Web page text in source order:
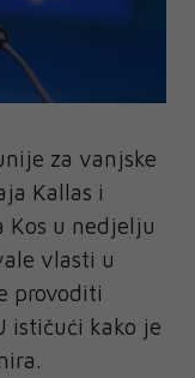
za vanjske
Kallas i
Kos u nedjelju
vlasti u
provoditi
ističući kako je